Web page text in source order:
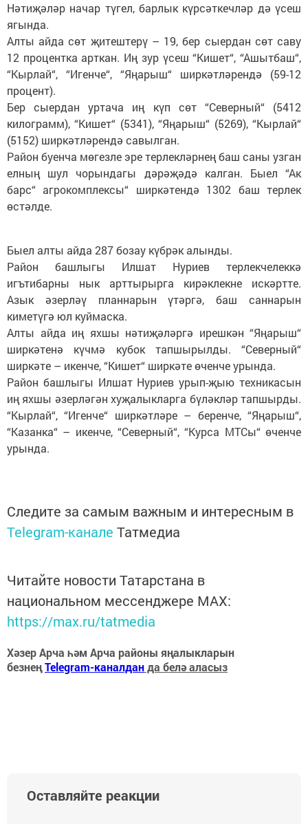
Нәтиҗәләр начар түгел, барлык күрсәткечләр дә үсеш
ягында.
Алты айда сөт җитештерү – 19, бер сыердан сөт саву
12 процентка арткан. Иң зур үсеш “Кишет“, “Ашытбаш“,
“Кырлай“, “Игенче“, “Яңарыш“ ширкәтләрендә (59-12
процент).
Бер сыердан уртача иң күп сөт “Северный“ (5412
килограмм), “Кишет“ (5341), “Яңарыш“ (5269), “Кырлай“
(5152) ширкәтләрендә савылган.
Район буенча мөгезле эре терлекләрнең баш саны узган
елның шул чорындагы дәрәҗәдә калган. Быел “Ак
барс“ агрокомплексы“ ширкәтендә 1302 баш терлек
өстәлде.
Быел алты айда 287 бозау күбрәк алынды.
Район башлыгы Илшат Нуриев терлекчелеккә
игътибарны нык арттырырга кирәклекне искәртте.
Азык әзерләү планнарын үтәргә, баш саннарын
киметүгә юл куймаска.
Алты айда иң яхшы нәтиҗәләргә ирешкән “Яңарыш“
ширкәтенә күчмә кубок тапшырылды. “Северный“
ширкәте – икенче, “Кишет“ ширкәте өченче урында.
Район башлыгы Илшат Нуриев урып-җыю техникасын
иң яхшы әзерләгән хуҗалыкларга бүләкләр тапшырды.
“Кырлай“, “Игенче“ ширкәтләре – беренче, “Яңарыш“,
“Казанка“ – икенче, “Северный“, “Курса МТСы“ өченче
урында.
Следите за самым важным и интересным в
Telegram-канале Татмедиа
Читайте новости Татарстана в
национальном мессенджере MАХ:
https://max.ru/tatmedia
Хәзер Арча һәм Арча районы яңалыкларын
безнеңTelegram-каналданда белә аласыз
Оставляйте реакции